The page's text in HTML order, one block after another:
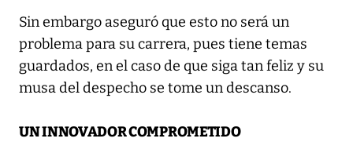
Sin embargo aseguró que esto no será un
problema para su carrera, pues tiene temas
guardados, en el caso de que siga tan feliz y su
musa del despecho se tome un descanso.
UN INNOVADOR COMPROMETIDO